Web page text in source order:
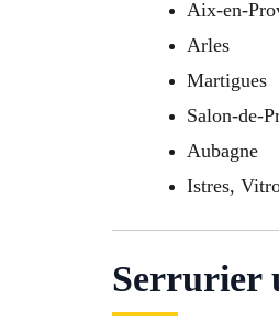
Aix-en-
Arles
Martigues
Salon-de-
Aubagne
Istres,
Serrurier